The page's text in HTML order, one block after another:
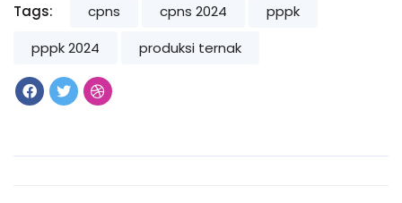
Tags: cpns cpns 2024
pppk
pppk 2024
produksi ternak